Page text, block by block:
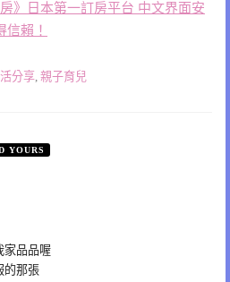
》日本第一訂房平台 中文界面安
信賴！
分享, 親子育兒
YOURS
家品品喔
的那張